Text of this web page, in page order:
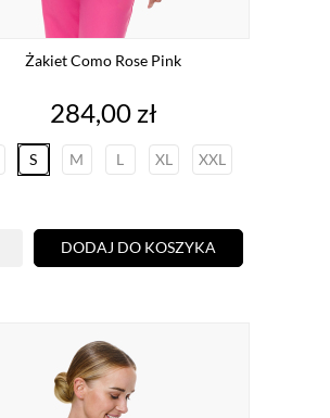
Żakiet Como Rose Pink
Cena
284,00 zł
S M L XL XXL
DODAJ DO KOSZYKA